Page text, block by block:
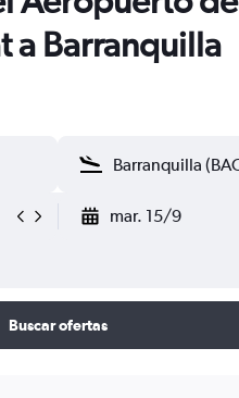
a Barranquilla
mar. 15/9
Buscar ofertas